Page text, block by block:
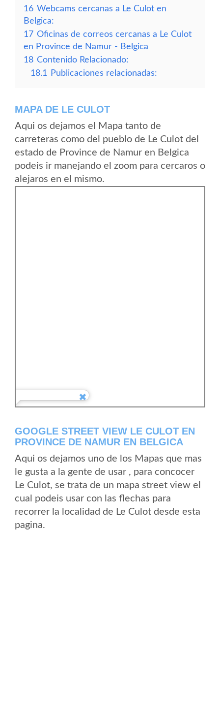
16 Webcams cercanas a Le Culot en
Belgica:
17 Oficinas de correos cercanas a Le Culot
en Province de Namur - Belgica
18 Contenido Relacionado:
18.1
Publicaciones relacionadas:
MAPA DE LE CULOT
Aqui os dejamos el Mapa tanto de
carreteras como del pueblo de Le Culot del
estado de Province de Namur en Belgica
podeis ir manejando el zoom para cercaros o
alejaros en el mismo.
GOOGLE STREET VIEW LE CULOT EN
PROVINCE DE NAMUR EN BELGICA
Aqui os dejamos uno de los Mapas que mas
le gusta a la gente de usar , para concocer
Le Culot, se trata de un mapa street view el
cual podeis usar con las flechas para
recorrer la localidad de Le Culot desde esta
pagina.